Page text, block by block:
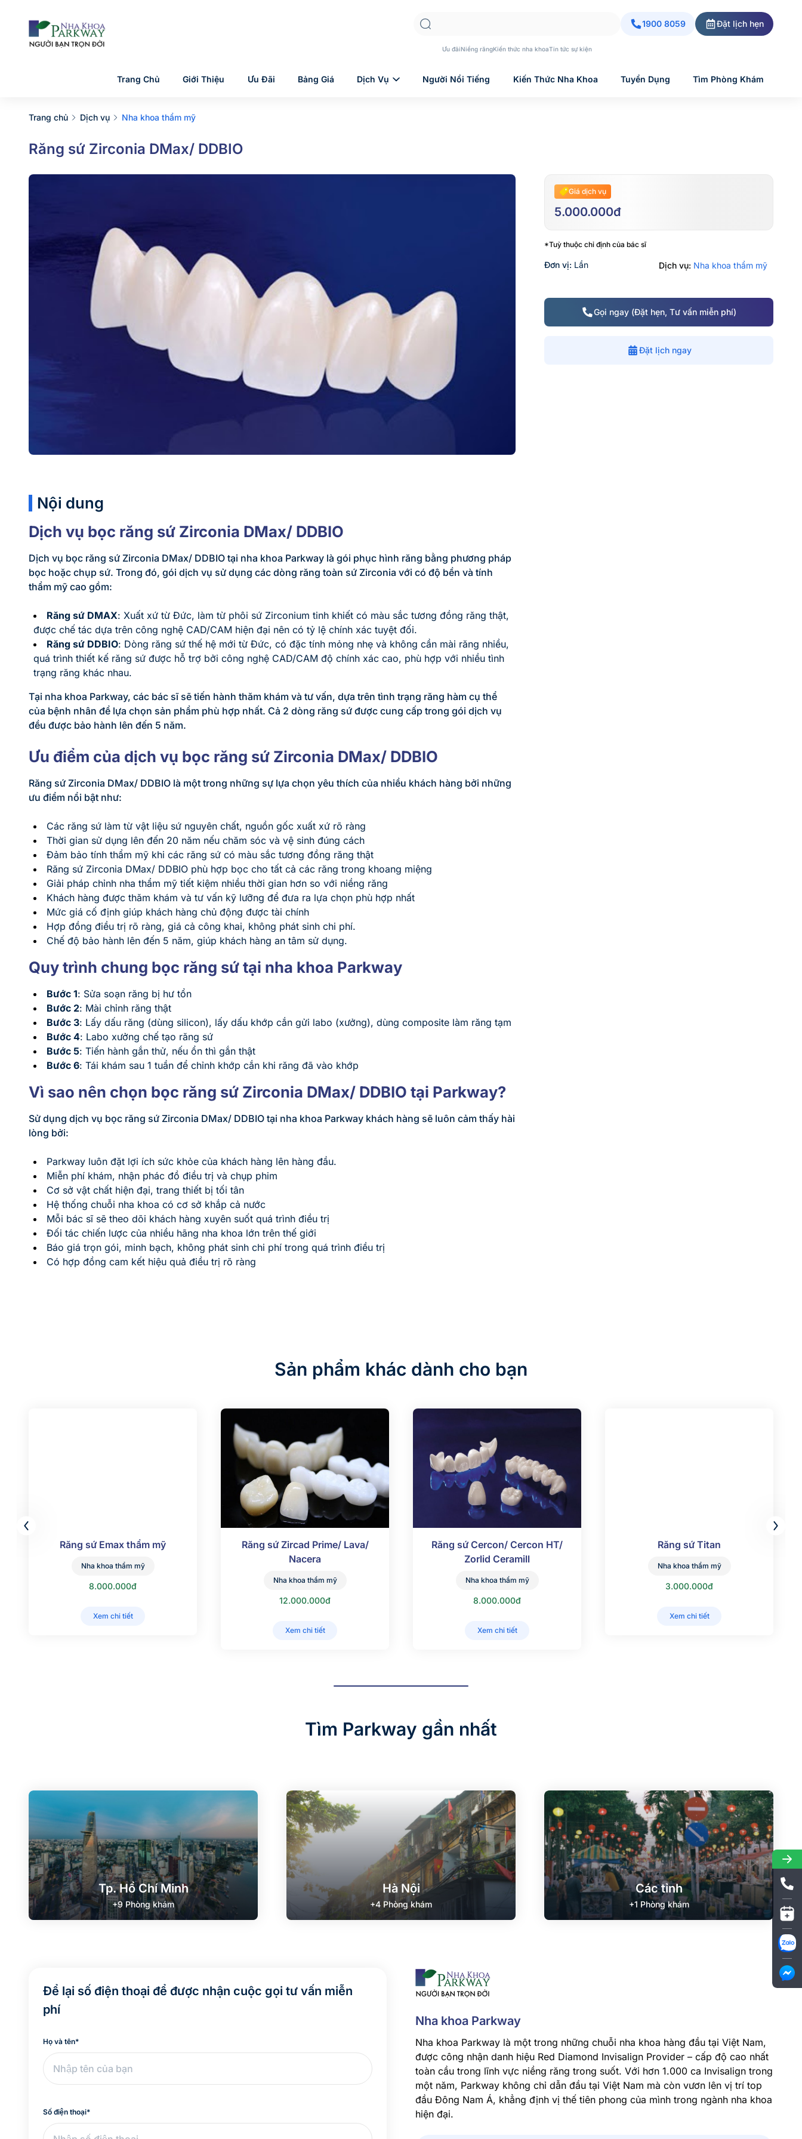
Ưu đãiNiềng răngKiến thức nha khoaTin tức sự kiện
1900 8059 Đặt lịch hẹn
Trang Chủ Giới Thiệu Ưu Đãi Bảng Giá Dịch Vụ Người Nổi Tiếng Kiến Thức Nha Khoa Tuyển Dụng Tìm Phòng Khám
Trang chủ Dịch vụ Nha khoa thẩm mỹ
Răng sứ Zirconia DMax/ DDBIO
Giá dịch vụ
5.000.000đ
*Tuỳ thuộc chỉ định của bác sĩ
Đơn vị: Lần Dịch vụ: Nha khoa thẩm mỹ
Gọi ngay (Đặt hẹn, Tư vấn miễn phí)
Đặt lịch ngay
Nội dung
Dịch vụ bọc răng sứ Zirconia DMax/ DDBIO
Dịch vụ bọc răng sứ Zirconia DMax/ DDBIO tại nha khoa Parkway là gói phục hình răng bằng phương pháp
bọc hoặc chụp sứ. Trong đó, gói dịch vụ sử dụng các dòng răng toàn sứ Zirconia với có độ bền và tính
thẩm mỹ cao gồm:
Răng sứ DMAX: Xuất xứ từ Đức, làm từ phôi sứ Zirconium tinh khiết có màu sắc tương đồng răng thật,
được chế tác dựa trên công nghệ CAD/CAM hiện đại nên có tỷ lệ chính xác tuyệt đối.
Răng sứ DDBIO: Dòng răng sứ thế hệ mới từ Đức, có đặc tính mỏng nhẹ và không cần mài răng nhiều,
quá trình thiết kế răng sứ được hỗ trợ bởi công nghệ CAD/CAM độ chính xác cao, phù hợp với nhiều tình
trạng răng khác nhau.
Tại nha khoa Parkway, các bác sĩ sẽ tiến hành thăm khám và tư vấn, dựa trên tình trạng răng hàm cụ thể
của bệnh nhân để lựa chọn sản phẩm phù hợp nhất. Cả 2 dòng răng sứ được cung cấp trong gói dịch vụ
đều được bảo hành lên đến 5 năm.
Ưu điểm của dịch vụ bọc răng sứ Zirconia DMax/ DDBIO
Răng sứ Zirconia DMax/ DDBIO là một trong những sự lựa chọn yêu thích của nhiều khách hàng bởi những
ưu điểm nổi bật như:
Các răng sứ làm từ vật liệu sứ nguyên chất, nguồn gốc xuất xứ rõ ràng
Thời gian sử dụng lên đến 20 năm nếu chăm sóc và vệ sinh đúng cách
Đảm bảo tính thẩm mỹ khi các răng sứ có màu sắc tương đồng răng thật
Răng sứ Zirconia DMax/ DDBIO phù hợp bọc cho tất cả các răng trong khoang miệng
Giải pháp chỉnh nha thẩm mỹ tiết kiệm nhiều thời gian hơn so với niềng răng
Khách hàng được thăm khám và tư vấn kỹ lưỡng để đưa ra lựa chọn phù hợp nhất
Mức giá cố định giúp khách hàng chủ động được tài chính
Hợp đồng điều trị rõ ràng, giá cả công khai, không phát sinh chi phí.
Chế độ bảo hành lên đến 5 năm, giúp khách hàng an tâm sử dụng.
Quy trình chung bọc răng sứ tại nha khoa Parkway
Bước 1: Sửa soạn răng bị hư tổn
Bước 2: Mài chỉnh răng thật
Bước 3: Lấy dấu răng (dùng silicon), lấy dấu khớp cắn gửi labo (xưởng), dùng composite làm răng tạm
Bước 4: Labo xưởng chế tạo răng sứ
Bước 5: Tiến hành gắn thử, nếu ổn thì gắn thật
Bước 6: Tái khám sau 1 tuần để chỉnh khớp cắn khi răng đã vào khớp
Vì sao nên chọn bọc răng sứ Zirconia DMax/ DDBIO tại Parkway?
Sử dụng dịch vụ bọc răng sứ Zirconia DMax/ DDBIO tại nha khoa Parkway khách hàng sẽ luôn cảm thấy hài
lòng bởi:
Parkway luôn đặt lợi ích sức khỏe của khách hàng lên hàng đầu.
Miễn phí khám, nhận phác đồ điều trị và chụp phim
Cơ sở vật chất hiện đại, trang thiết bị tối tân
Hệ thống chuỗi nha khoa có cơ sở khắp cả nước
Mỗi bác sĩ sẽ theo dõi khách hàng xuyên suốt quá trình điều trị
Đối tác chiến lược của nhiều hãng nha khoa lớn trên thế giới
Báo giá trọn gói, minh bạch, không phát sinh chi phí trong quá trình điều trị
Có hợp đồng cam kết hiệu quả điều trị rõ ràng
Sản phẩm khác dành cho bạn
Răng sứ Emax thẩm mỹ
Nha khoa thẩm mỹ
8.000.000đ
Xem chi tiết
Răng sứ Zircad Prime/ Lava/
Nacera
Nha khoa thẩm mỹ
12.000.000đ
Xem chi tiết
Răng sứ Cercon/ Cercon HT/
Zorlid Ceramill
Nha khoa thẩm mỹ
8.000.000đ
Xem chi tiết
Răng sứ Titan
Nha khoa thẩm mỹ
3.000.000đ
Xem chi tiết
Tìm Parkway gần nhất
Tp. Hồ Chí Minh
+9 Phòng khám
Hà Nội
+4 Phòng khám
Các tỉnh
+1 Phòng khám
Để lại số điện thoại để được nhận cuộc gọi tư vấn miễn
phí
Họ và tên*
Số điện thoại*
Nha khoa Parkway
Nha khoa Parkway là một trong những chuỗi nha khoa hàng đầu tại Việt Nam,
được công nhận danh hiệu Red Diamond Invisalign Provider – cấp độ cao nhất
toàn cầu trong lĩnh vực niềng răng trong suốt. Với hơn 1.000 ca Invisalign trong
một năm, Parkway không chỉ dẫn đầu tại Việt Nam mà còn vươn lên vị trí top
đầu Đông Nam Á, khẳng định vị thế tiên phong của mình trong ngành nha khoa
hiện đại.